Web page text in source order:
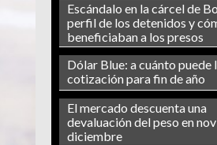
Escándalo en la cárcel de
perfil de los detenidos y
beneficiaban a los presos
Dólar Blue: a cuánto puede
cotización para fin de año
El mercado descuenta una
devaluación del peso en
diciembre